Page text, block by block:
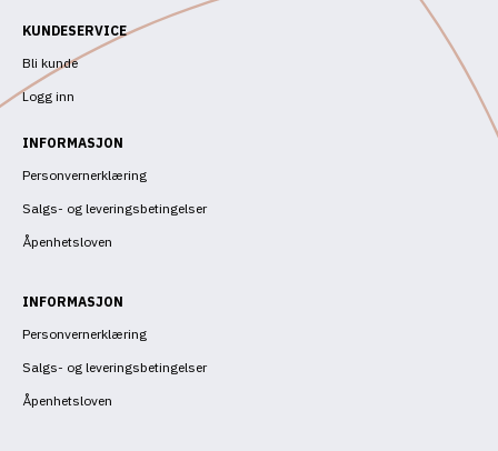
KUNDESERVICE
Bli kunde
Logg inn
INFORMASJON
Personvernerklæring
Salgs- og leveringsbetingelser
Åpenhetsloven
INFORMASJON
Personvernerklæring
Salgs- og leveringsbetingelser
Åpenhetsloven